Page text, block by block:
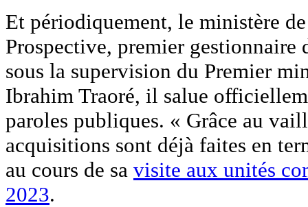
Et périodiquement, le ministère
Prospective, premier
sous la supervision du Premier
Ibrahim Traoré, il salue
paroles publiques. « Grâce au
acquisitions sont déjà faites en
au cours de sa visite aux unités
2023.